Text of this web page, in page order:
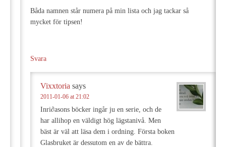
Båda namnen står numera på min lista och jag tackar så
mycket för tipsen!
Svara
Vixxtoria says
2011-01-06 at 21:02
Inri∂asons böcker ingår ju en serie, och de
har allihop en väldigt hög lägstanivå. Men
bäst är väl att läsa dem i ordning. Första boken
Glasbruket är dessutom en av de bättra.